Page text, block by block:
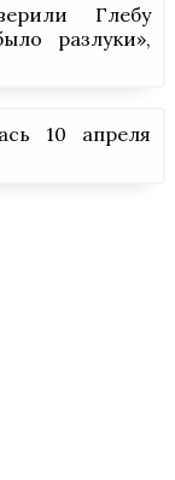
Глебу
разлуки»,
10 апреля